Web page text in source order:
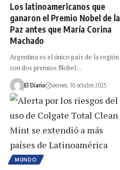
Los latinoamericanos que
ganaron el Premio Nobel de la
Paz antes que María Corina
Machado
Argentina es el único país de la región
con dos premios Nobel…
El Diario viernes, 10 octubre 2025
MUNDO